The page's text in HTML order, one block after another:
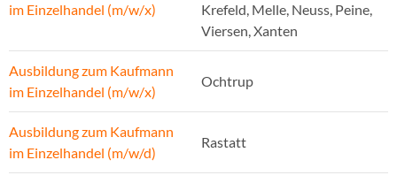
im Einzelhandel (m/w/x)
Krefeld, Melle, Neuss, Peine,
Viersen, Xanten
Ausbildung zum Kaufmann
im Einzelhandel (m/w/x)
Ochtrup
Ausbildung zum Kaufmann
im Einzelhandel (m/w/d)
Rastatt